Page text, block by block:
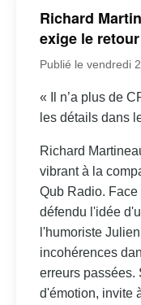
Richard
exige le
Publié le vendredi
« Il n’a plus de
les détails dans
Richard
vibrant à la
Qub Radio.
défendu l'idée
l'humoriste
incohérences
erreurs passées.
d'émotion, invite